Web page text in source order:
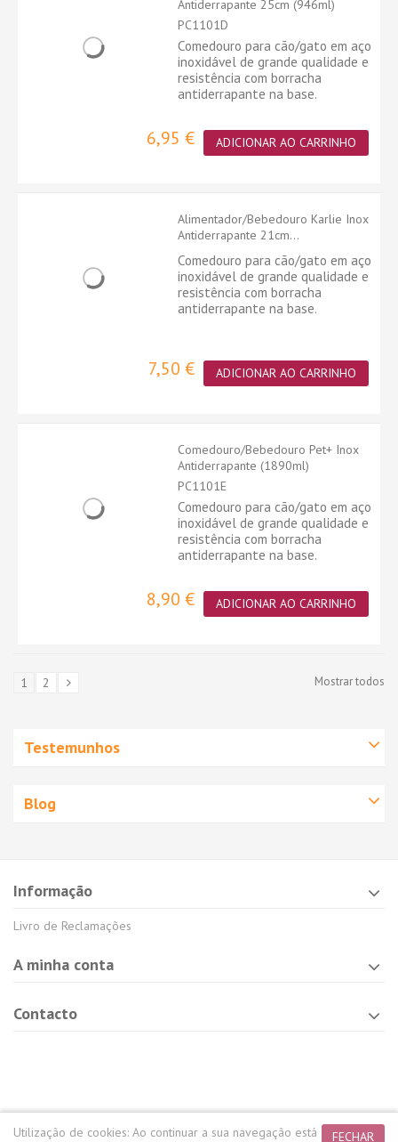
Antiderrapante 25cm (946ml)
PC1101D
Comedouro para cão/gato em aço
inoxidável de grande qualidade e
resistência com borracha
antiderrapante na base.
6,95 € ADICIONAR AO CARRINHO
Alimentador/Bebedouro Karlie Inox
Antiderrapante 21cm...
Comedouro para cão/gato em aço
inoxidável de grande qualidade e
resistência com borracha
antiderrapante na base.
7,50 € ADICIONAR AO CARRINHO
Comedouro/Bebedouro Pet+ Inox
Antiderrapante (1890ml)
PC1101E
Comedouro para cão/gato em aço
inoxidável de grande qualidade e
resistência com borracha
antiderrapante na base.
8,90 € ADICIONAR AO CARRINHO
Mostrar todos
1 2
Testemunhos
Blog
Informação
Livro de Reclamações
A minha conta
Contacto
FECHAR
Utilização de cookies: Ao continuar a sua navegação está